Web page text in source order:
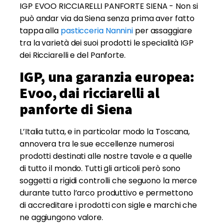
IGP EVOO RICCIARELLI PANFORTE SIENA - Non si
può andar via da Siena senza prima aver fatto
tappa alla pasticceria Nannini per assaggiare
tra la varietà dei suoi prodotti le specialità IGP
dei Ricciarelli e del Panforte.
IGP, una garanzia europea:
Evoo, dai ricciarelli al
panforte di Siena
L’Italia tutta, e in particolar modo la Toscana,
annovera tra le sue eccellenze numerosi
prodotti destinati alle nostre tavole e a quelle
di tutto il mondo. Tutti gli articoli però sono
soggetti a rigidi controlli che seguono la merce
durante tutto l’arco produttivo e permettono
di accreditare i prodotti con sigle e marchi che
ne aggiungono valore.